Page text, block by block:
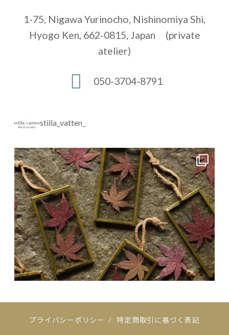
1-75, Nigawa Yurinocho, Nishinomiya Shi,
Hyogo Ken, 662-0815, Japan (private
atelier)
050-3704-8791
stilla_vatten_
プライバシーポリシー / 特定商取引に基づく表記